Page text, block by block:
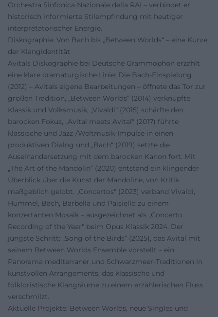
Orchestra Sinfonica Nazionale della RAI – verbindet er
historisch informierte Stilempfindung mit heutiger
interpretatorischer Energie.
Diskographie: Von Bach bis „Between Worlds“ – eine Kurve
der Klangidentität
Avitals Diskographie bei Deutsche Grammophon erzählt
eine klare dramaturgische Linie: Die Bach-Einspielung
(2012) – Avitals eigene Bearbeitungen – öffnete das Tor zur
großen Tradition, „Between Worlds“ (2014) verknüpfte
Klassik und Volksmusik, „Vivaldi“ (2015) schärfte den
barocken Fokus, „Avital meets Avital“ (2017) führte
klassische und Jazz-/Weltmusik-Impulse in einen
produktiven Dialog und „Bach“ (2019) setzte die
Auseinandersetzung mit dem barocken Kanon fort. Mit
„The Art of the Mandolin“ (2020) entstand ein klingender
Überblick über die Kunst der Mandoline, von Kritik
maßgeblich gelobt. „Concertos“ (2023) verband Vivaldi,
Hummel, Bach, Barbella und Paisiello zu einem
konzertanten Mosaik – ausgezeichnet als „Concerto
Recording of the Year“ beim Opus Klassik 2024. Der
jüngste Schritt: „Song of the Birds“ (2025), das Avital mit
seinem Between Worlds Ensemble vorstellt – ein
Panorama mediterraner und Schwarzmeer-Traditionen in
kunstvollen Arrangements, das klassische und
folkloristische Klangräume zu einem erzählerischen Fluss
verschmilzt.
Aktuelle Projekte: Between Worlds, neue Singles und